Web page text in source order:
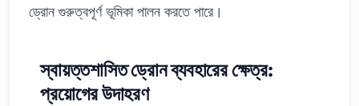
ড্রোন গুরুত্বপূর্ণ ভূমিকা পালন করতে পারে।
স্বায়ত্তশাসিত ড্রোন ব্যবহারের ক্ষেত্র:
প্রয়োগের উদাহরণ